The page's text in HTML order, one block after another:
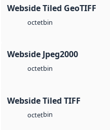
Webside Tiled GeoTIFF
octetbin
Webside Jpeg2000
octetbin
Webside Tiled TIFF
octetbin